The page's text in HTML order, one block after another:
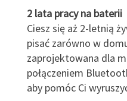
2 lata pracy na baterii
Ciesz się aż 2-letnią
pisać zarówno w
zaprojektowana dla
połączeniem
aby pomóc Ci